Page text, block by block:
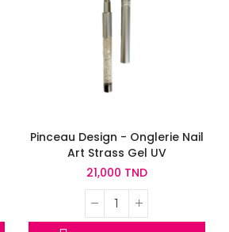
Pinceau Design - Onglerie Nail
Art Strass Gel UV
21,000 TND